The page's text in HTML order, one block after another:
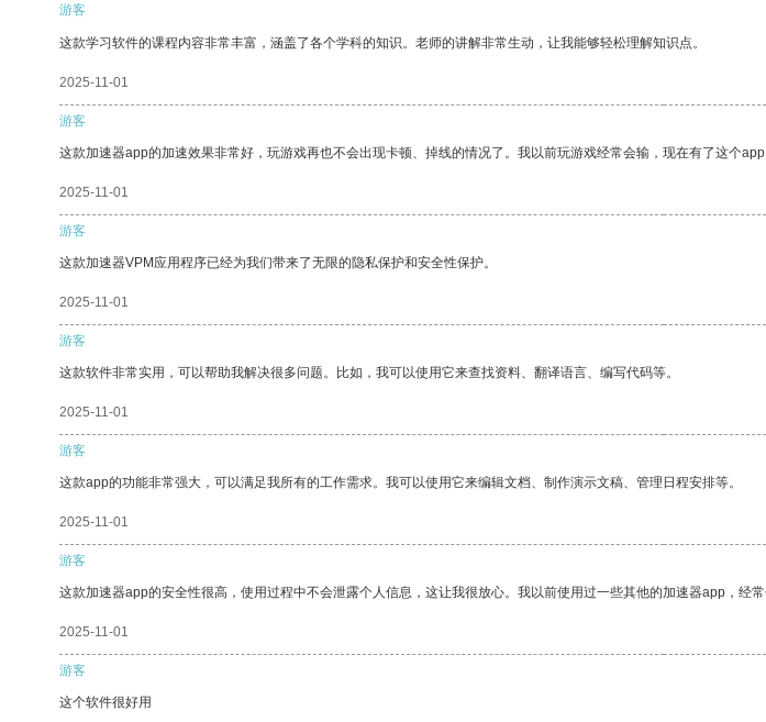
游客
这款学习软件的课程内容非常丰富，涵盖了各个学科的知识。老师的讲解非常生动，让我能够轻松理解知识点。
2025-11-01
游客
这款加速器app的加速效果非常好，玩游戏再也不会出现卡顿、掉线的情况了。我以前玩游戏经常会输，现在有了这个app
2025-11-01
游客
这款加速器VPM应用程序已经为我们带来了无限的隐私保护和安全性保护。
2025-11-01
游客
这款软件非常实用，可以帮助我解决很多问题。比如，我可以使用它来查找资料、翻译语言、编写代码等。
2025-11-01
游客
这款app的功能非常强大，可以满足我所有的工作需求。我可以使用它来编辑文档、制作演示文稿、管理日程安排等。
2025-11-01
游客
这款加速器app的安全性很高，使用过程中不会泄露个人信息，这让我很放心。我以前使用过一些其他的加速器app，经
2025-11-01
游客
这个软件很好用